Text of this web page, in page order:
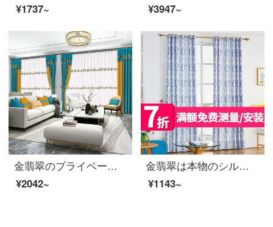
¥1737~
¥3947~
金翡翠のプライベートオーダーメイド製品北欧風シンプルなシルクのカーテンの窓紗多色リビングルームの日焼け止め遮光カーテン-G 42シリーズG 42-1(布)フック式1メートル幅オーダーメイド単価
¥2042~
金翡翠は本物のシルクの両面に花を提げる完成品のカーテンをまねて、日よけを遮って熱を遮ります。多色の窓の紗の寝室のリビングルームの洋式簡単な風のカーテンを注文して紫色の1.5メートル*高さ2.7メートルを作ります。
¥1143~